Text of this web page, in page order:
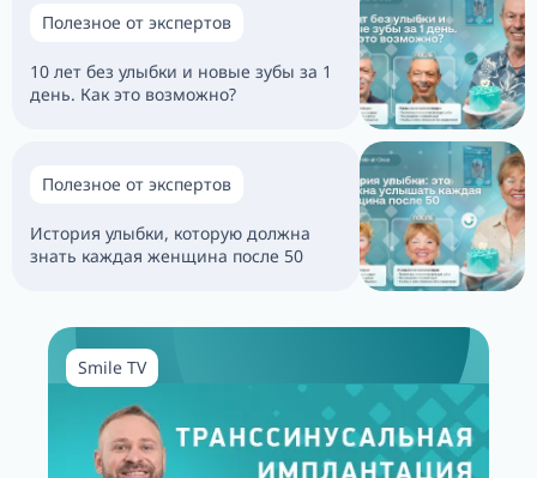
Полезное от экспертов
10 лет без улыбки и новые зубы за 1
день. Как это возможно?
Полезное от экспертов
История улыбки, которую должна
знать каждая женщина после 50
Smile TV